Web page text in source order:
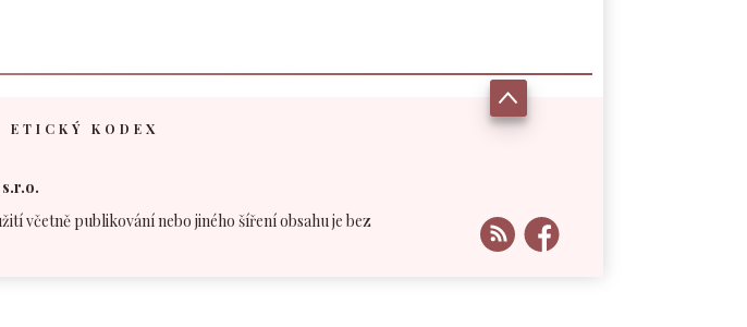
ETICKÝ KODEX
včetně publikování nebo jiného šíření obsahu je bez